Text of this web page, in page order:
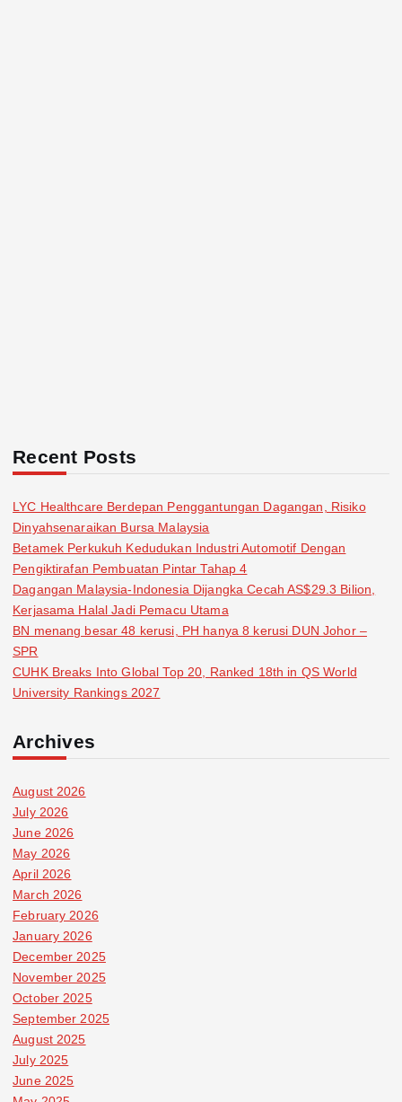
Recent Posts
LYC Healthcare Berdepan Penggantungan Dagangan, Risiko
Dinyahsenaraikan Bursa Malaysia
Betamek Perkukuh Kedudukan Industri Automotif Dengan
Pengiktirafan Pembuatan Pintar Tahap 4
Dagangan Malaysia-Indonesia Dijangka Cecah AS$29.3 Bilion,
Kerjasama Halal Jadi Pemacu Utama
BN menang besar 48 kerusi, PH hanya 8 kerusi DUN Johor –
SPR
CUHK Breaks Into Global Top 20, Ranked 18th in QS World
University Rankings 2027
Archives
August 2026
July 2026
June 2026
May 2026
April 2026
March 2026
February 2026
January 2026
December 2025
November 2025
October 2025
September 2025
August 2025
July 2025
June 2025